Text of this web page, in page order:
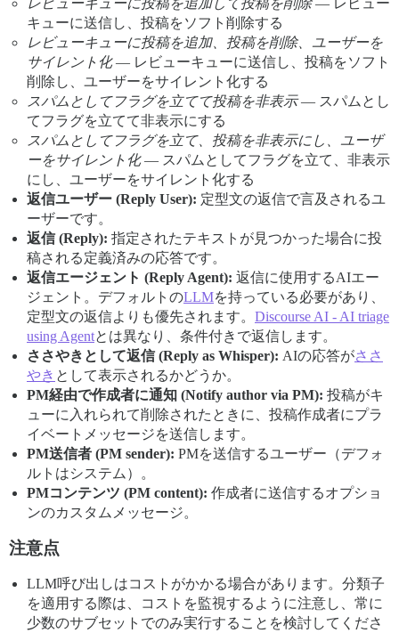
キューに送信し、投稿をソフト削除する
レビューキューに投稿を追加、投稿を削除、ユーザーを
サイレント化— レビューキューに送信し、投稿をソフト
削除し、ユーザーをサイレント化する
スパムとしてフラグを立てて投稿を非表示— スパムとし
てフラグを立てて非表示にする
スパムとしてフラグを立て、投稿を非表示にし、ユーザ
ーをサイレント化— スパムとしてフラグを立て、非表示
にし、ユーザーをサイレント化する
返信ユーザー (Reply User): 定型文の返信で言及されるユ
ーザーです。
返信 (Reply): 指定されたテキストが見つかった場合に投
稿される定義済みの応答です。
返信エージェント (Reply Agent): 返信に使用するAIエー
ジェント。デフォルトのLLMを持っている必要があり、
定型文の返信よりも優先されます。 Discourse AI - AI triage
using Agentとは異なり、条件付きで返信します。
ささやきとして返信 (Reply as Whisper): AIの応答がささ
やき として表示されるかどうか。
PM経由で作成者に通知 (Notify author via PM): 投稿がキ
ューに入れられて削除されたときに、投稿作成者にプラ
イベートメッセージを送信します。
PM送信者 (PM sender): PMを送信するユーザー（デフォ
ルトはシステム）。
PMコンテンツ (PM content): 作成者に送信するオプショ
ンのカスタムメッセージ。
注意点
LLM呼び出しはコストがかかる場合があります。分類子
を適用する際は、コストを監視するように注意し、常に
少数のサブセットでのみ実行することを検討してくださ